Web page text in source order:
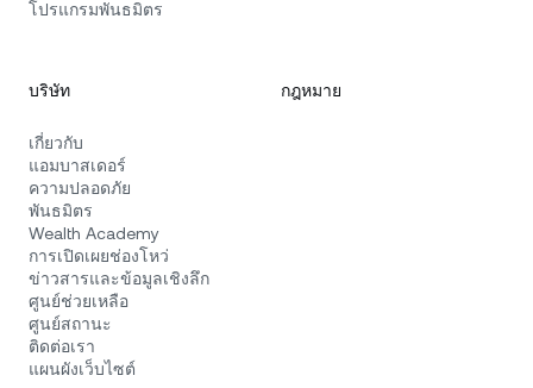
โปรแกรมพันธมิตร
บริษัท
เกี่ยวกับ
แอมบาสเดอร์
ความปลอดภัย
พันธมิตร
Wealth Academy
การเปิดเผยช่องโหว่
ข่าวสารและข้อมูลเชิงลึก
ศูนย์ช่วยเหลือ
ศูนย์สถานะ
ติดต่อเรา
แผนผังเว็บไซต์
กฎหมาย